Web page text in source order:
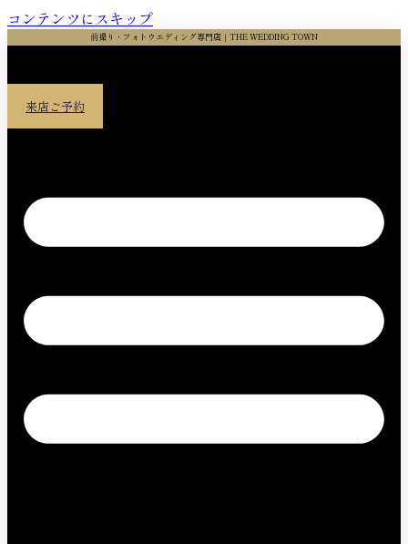
コンテンツにスキップ
前撮り・フォトウエディング専門店｜THE WEDDING TOWN
来店ご予約